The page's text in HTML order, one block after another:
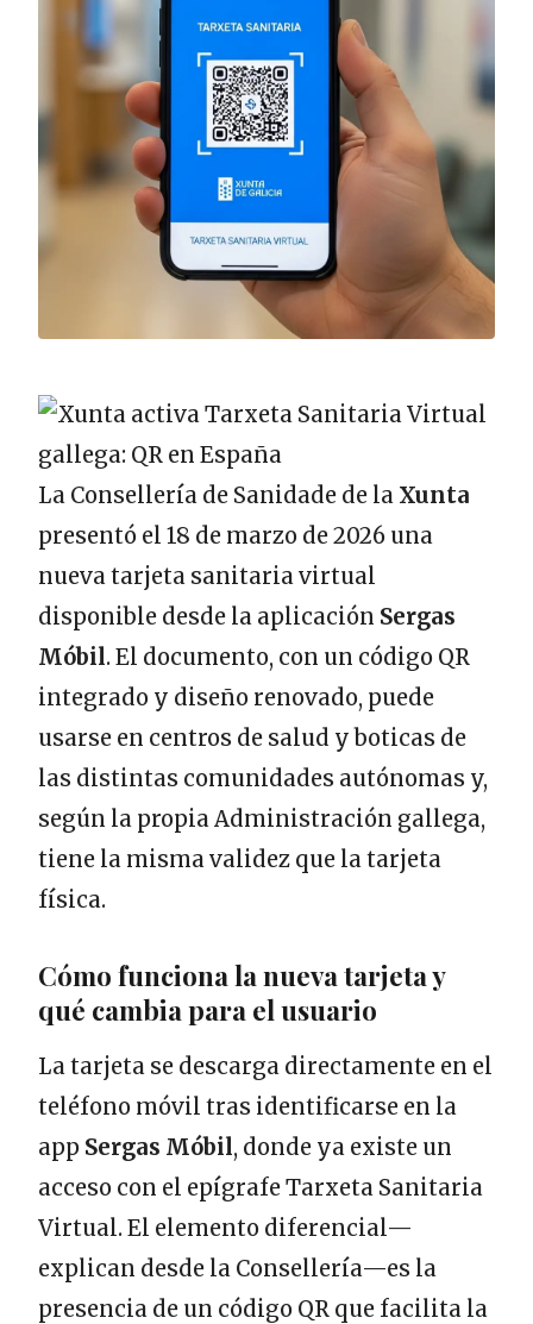
La Consellería de Sanidade de la Xunta
presentó el 18 de marzo de 2026 una
nueva tarjeta sanitaria virtual
disponible desde la aplicación Sergas
Móbil. El documento, con un código QR
integrado y diseño renovado, puede
usarse en centros de salud y boticas de
las distintas comunidades autónomas y,
según la propia Administración gallega,
tiene la misma validez que la tarjeta
física.
Cómo funciona la nueva tarjeta y
qué cambia para el usuario
La tarjeta se descarga directamente en el
teléfono móvil tras identificarse en la
app Sergas Móbil, donde ya existe un
acceso con el epígrafe Tarxeta Sanitaria
Virtual. El elemento diferencial—
explican desde la Consellería—es la
presencia de un código QR que facilita la